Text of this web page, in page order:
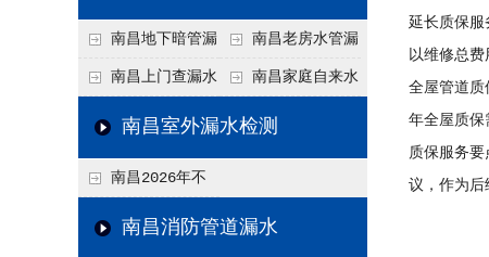
巧 类报价一览
南昌地下暗管漏
水检测技术与价格关
联2026，不同方法收
南昌老房水管漏
水检测与维修价格20
26，老旧管道改造方
南昌上门查漏水
vs 自行检测：2026
析
南昌家庭自来水
管漏水检测全攻略：
南昌室外漏水检测
南昌2026年不
同城市上门查漏水价
南昌消防管道漏水
延长质保服
以维修总
全屋管道质
年全屋质
质保服务
议，作为后